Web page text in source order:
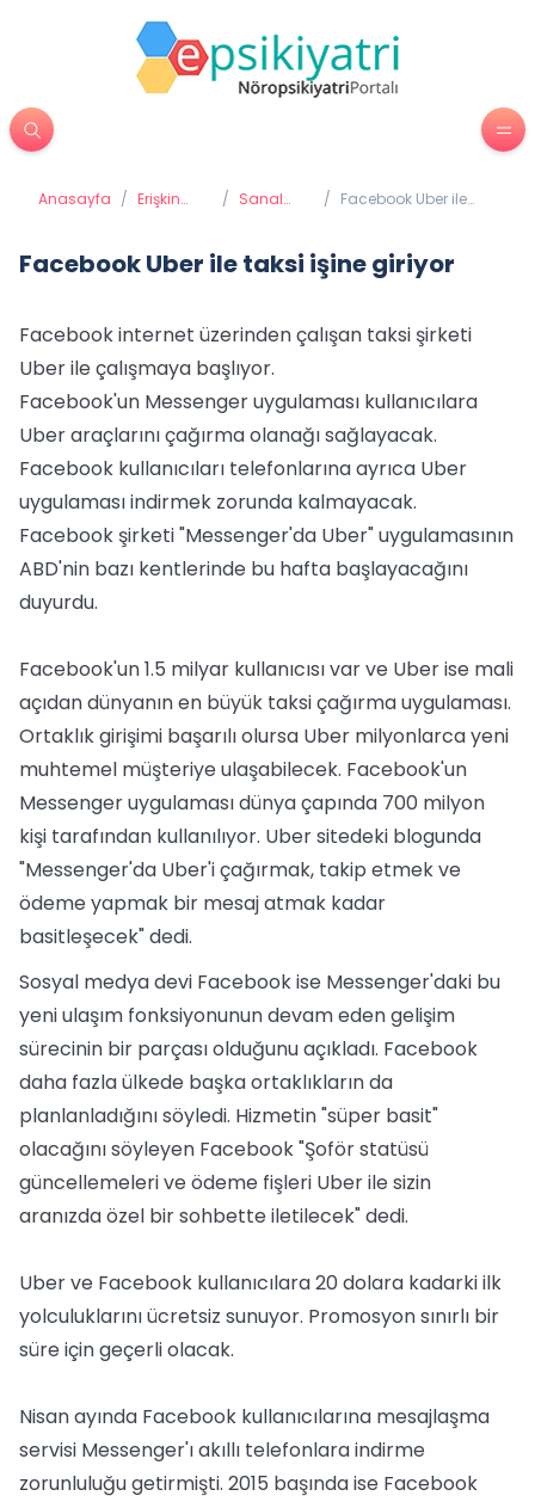
Anasayfa / Erişkin
/ Sanal
/ Facebook Uber ile
Facebook Uber ile taksi işine giriyor
Facebook internet üzerinden çalışan taksi şirketi
Uber ile çalışmaya başlıyor.
Facebook'un Messenger uygulaması kullanıcılara
Uber araçlarını çağırma olanağı sağlayacak.
Facebook kullanıcıları telefonlarına ayrıca Uber
uygulaması indirmek zorunda kalmayacak.
Facebook şirketi "Messenger'da Uber" uygulamasının
ABD'nin bazı kentlerinde bu hafta başlayacağını
duyurdu.
Facebook'un 1.5 milyar kullanıcısı var ve Uber ise mali
açıdan dünyanın en büyük taksi çağırma uygulaması.
Ortaklık girişimi başarılı olursa Uber milyonlarca yeni
muhtemel müşteriye ulaşabilecek. Facebook'un
Messenger uygulaması dünya çapında 700 milyon
kişi tarafından kullanılıyor. Uber sitedeki blogunda
"Messenger'da Uber'i çağırmak, takip etmek ve
ödeme yapmak bir mesaj atmak kadar
basitleşecek" dedi.
Sosyal medya devi Facebook ise Messenger'daki bu
yeni ulaşım fonksiyonunun devam eden gelişim
sürecinin bir parçası olduğunu açıkladı. Facebook
daha fazla ülkede başka ortaklıkların da
planlanladığını söyledi. Hizmetin "süper basit"
olacağını söyleyen Facebook "Şoför statüsü
güncellemeleri ve ödeme fişleri Uber ile sizin
aranızda özel bir sohbette iletilecek" dedi.
Uber ve Facebook kullanıcılara 20 dolara kadarki ilk
yolculuklarını ücretsiz sunuyor. Promosyon sınırlı bir
süre için geçerli olacak.
Nisan ayında Facebook kullanıcılarına mesajlaşma
servisi Messenger'ı akıllı telefonlara indirme
zorunluluğu getirmişti. 2015 başında ise Facebook